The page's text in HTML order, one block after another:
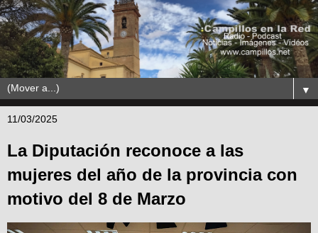
▼
11/03/2025
La Diputación reconoce a las
mujeres del año de la provincia con
motivo del 8 de Marzo